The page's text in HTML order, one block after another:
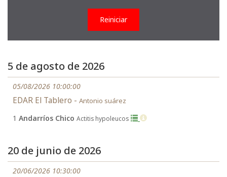
Reiniciar
5 de agosto de 2026
05/08/2026 10:00:00
EDAR El Tablero - Antonio suárez
1 Andarríos Chico Actitis hypoleucos
20 de junio de 2026
20/06/2026 10:30:00